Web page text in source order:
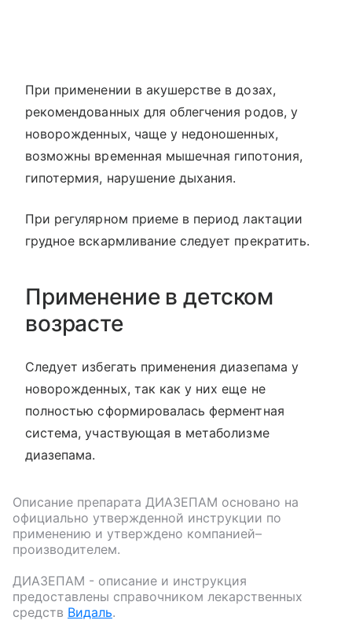
При применении в акушерстве в дозах,
рекомендованных для облегчения родов, у
новорожденных, чаще у недоношенных,
возможны временная мышечная гипотония,
гипотермия, нарушение дыхания.
При регулярном приеме в период лактации
грудное вскармливание следует прекратить.
Применение в детском
возрасте
Следует избегать применения диазепама у
новорожденных, так как у них еще не
полностью сформировалась ферментная
система, участвующая в метаболизме
диазепама.
Описание препарата ДИАЗЕПАМ основано на
официально утвержденной инструкции по
применению и утверждено компанией–
производителем.
ДИАЗЕПАМ - описание и инструкция
предоставлены справочником лекарственных
средств Видаль.